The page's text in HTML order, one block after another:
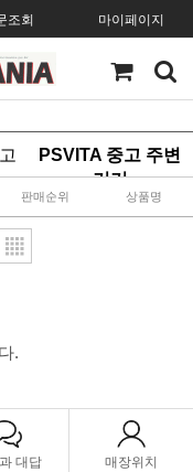
조회 마이페이지
PSVITA 중고 주변
기기
판매순위 상품명
.
대답 매장위치